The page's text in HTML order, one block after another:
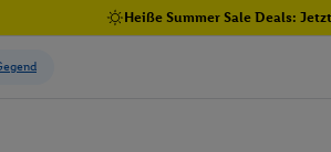
Heiße Summer Sale Deals: